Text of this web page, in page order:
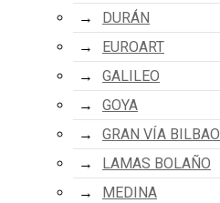
DURÁN
EUROART
GALILEO
GOYA
GRAN VÍA BILBAO
LAMAS BOLAÑO
MEDINA